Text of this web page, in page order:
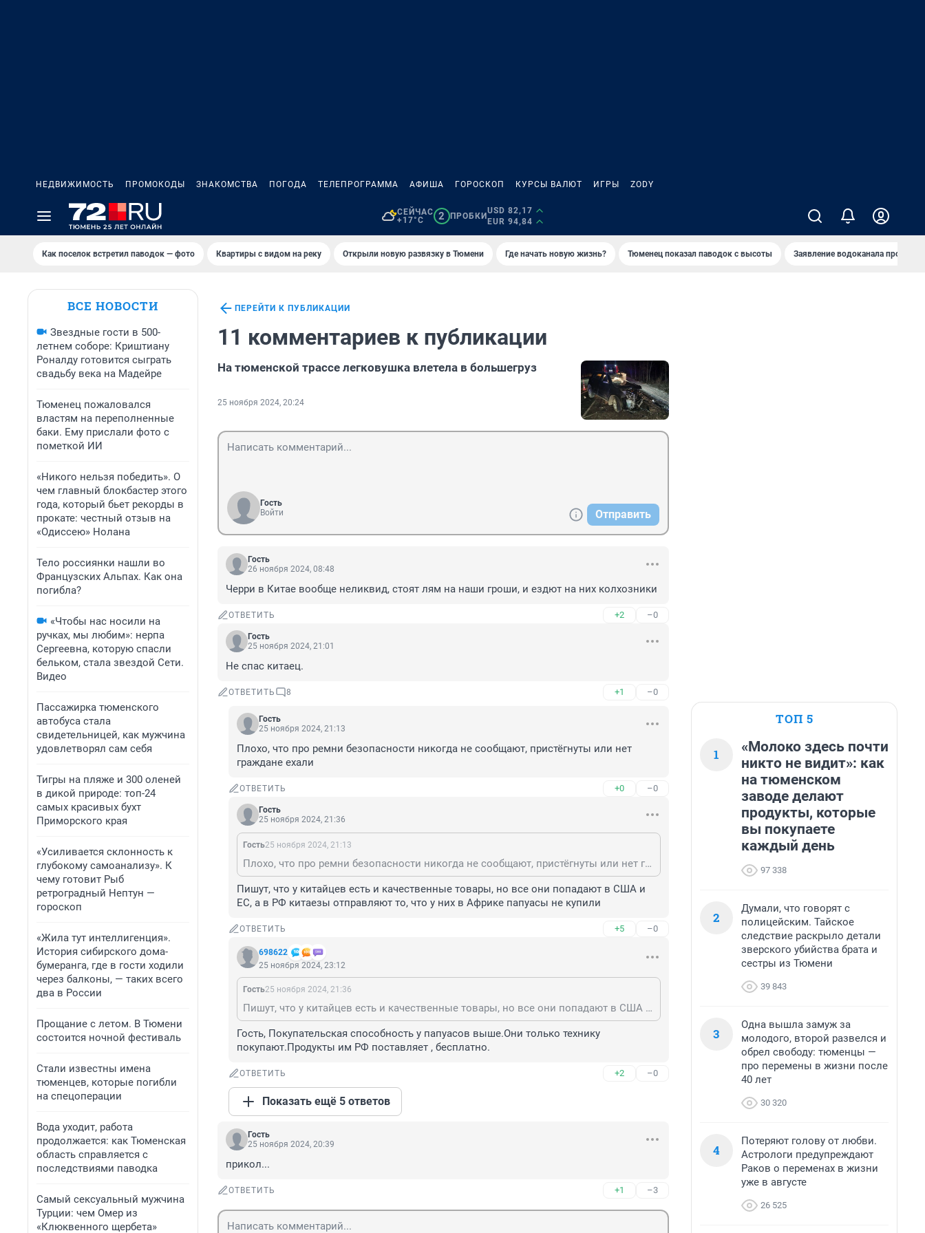
НЕДВИЖИМОСТЬ ПРОМОКОДЫ ЗНАКОМСТВА ПОГОДА ТЕЛЕПРОГРАММА АФИША ГОРОСКОП КУРСЫ ВАЛЮТ ИГРЫ ZODY
СЕЙЧАС
+17°C
2 ПРОБКИ
USD 82,17
EUR 94,84
Как поселок встретил паводок — фото Квартиры с видом на реку Открыли новую развязку в Тюмени Где начать новую жизнь? Тюменец показал паводок с высоты Заявление водоканала про
ВСЕ НОВОСТИ
Звездные гости в 500-
летнем соборе: Криштиану
Роналду готовится сыграть
свадьбу века на Мадейре
Тюменец пожаловался
властям на переполненные
баки. Ему прислали фото с
пометкой ИИ
«Никого нельзя победить». О
чем главный блокбастер этого
года, который бьет рекорды в
прокате: честный отзыв на
«Одиссею» Нолана
Тело россиянки нашли во
Французских Альпах. Как она
погибла?
«Чтобы нас носили на
ручках, мы любим»: нерпа
Сергеевна, которую спасли
бельком, стала звездой Сети.
Видео
Пассажирка тюменского
автобуса стала
свидетельницей, как мужчина
удовлетворял сам себя
Тигры на пляже и 300 оленей
в дикой природе: топ-24
самых красивых бухт
Приморского края
«Усиливается склонность к
глубокому самоанализу». К
чему готовит Рыб
ретроградный Нептун —
гороскоп
«Жила тут интеллигенция».
История сибирского дома-
бумеранга, где в гости ходили
через балконы, — таких всего
два в России
Прощание с летом. В Тюмени
состоится ночной фестиваль
Стали известны имена
тюменцев, которые погибли
на спецоперации
Вода уходит, работа
продолжается: как Тюменская
область справляется с
последствиями паводка
Самый сексуальный мужчина
Турции: чем Омер из
«Клюквенного щербета»
ПЕРЕЙТИ К ПУБЛИКАЦИИ
11 комментариев к публикации
На тюменской трассе легковушка влетела в большегруз
25 ноября 2024, 20:24
Гость
Войти
Отправить
Гость
26 ноября 2024, 08:48
Черри в Китае вообще неликвид, стоят лям на наши гроши, и ездют на них колхозники
ОТВЕТИТЬ +2 –0
Гость
25 ноября 2024, 21:01
Не спас китаец.
ОТВЕТИТЬ 8 +1 –0
Гость
25 ноября 2024, 21:13
Плохо, что про ремни безопасности никогда не сообщают, пристёгнуты или нет
граждане ехали
ОТВЕТИТЬ +0 –0
Гость
25 ноября 2024, 21:36
Гость25 ноября 2024, 21:13
Плохо, что про ремни безопасности никогда не сообщают, пристёгнуты или нет граждане ехали
Пишут, что у китайцев есть и качественные товары, но все они попадают в США и
ЕС, а в РФ китаезы отправляют то, что у них в Африке папуасы не купили
ОТВЕТИТЬ +5 –0
698622
25 ноября 2024, 23:12
Гость25 ноября 2024, 21:36
Пишут, что у китайцев есть и качественные товары, но все они попадают в США и ЕС, а в РФ китаезы отправляют то, что у них в Африке папуасы не купили
Гость, Покупательская способность у папуасов выше.Они только технику
покупают.Продукты им РФ поставляет , бесплатно.
ОТВЕТИТЬ +2 –0
Показать ещё 5 ответов
Гость
25 ноября 2024, 20:39
прикол...
ОТВЕТИТЬ +1 –3
ТОП 5
1
«Молоко здесь почти
никто не видит»: как
на тюменском
заводе делают
продукты, которые
вы покупаете
каждый день
97 338
2
Думали, что говорят с
полицейским. Тайское
следствие раскрыло детали
зверского убийства брата и
сестры из Тюмени
39 843
3
Одна вышла замуж за
молодого, второй развелся и
обрел свободу: тюменцы —
про перемены в жизни после
40 лет
30 320
4
Потеряют голову от любви.
Астрологи предупреждают
Раков о переменах в жизни
уже в августе
26 525